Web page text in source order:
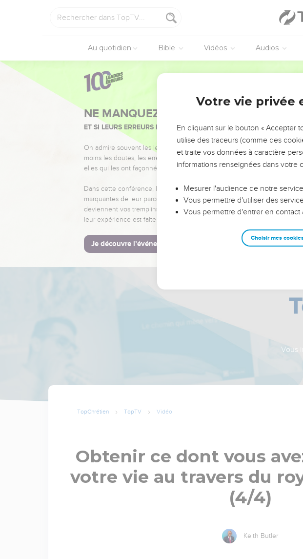
Au quotidien Bible Vidéos Audios
NE MANQUEZ PAS L’ÉVÉNEMENT DE
ET SI LEURS ERREURS POUVAIENT VOUS ÉVITER LES VOTRES ?
On admire souvent les leaders pour leurs réussites, leur impact, leur foi
moins les doutes, les erreurs et les saisons difficiles qu'ils ont traversés,
elles qui les ont façonnés.
Dans cette conférence, leaders, entrepreneurs, et responsables
marquantes de leur parcours et les clés pour avancer avec plus de
deviennent vos tremplins. Que vous guidiez un ministère, une équipe,
leur expérience est faite pour vous.
Je découvre l’événement
Vous
TopChrétien TopTV Vidéo
Obtenir ce dont vous
votre vie au travers du
(4/4)
Keith Butler
Votre vie privée
En cliquant sur le bouton « Accepter
utilise des traceurs (comme des
et traite vos données à caractère
informations renseignées dans votre
Mesurer l'audience de notre service
Vous permettre d'utiliser des
Vous permettre d'entrer en contact
Choisir mes